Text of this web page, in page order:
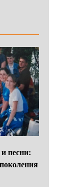
песни: